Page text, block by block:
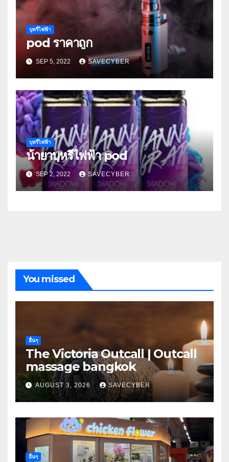
บุหรี่ไฟฟ้า
pod ราคาถูก
SEP 5, 2022 SAVECYBER
บุหรี่ไฟฟ้า
น้ํายาบุหรี่ไฟฟ้า pod
SEP 2, 2022 SAVECYBER
You missed
อื่นๆ
The Victoria Outcall | Outcall
massage bangkok
AUGUST 3, 2026 SAVECYBER
อื่นๆ